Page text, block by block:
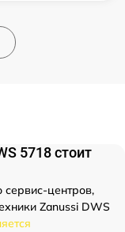
5718 стоит
сервис-центров,
Zanussi DWS